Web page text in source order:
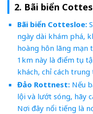
2. Bãi biển
Bãi biển Cottesloe:
ngày dài khám phá,
hoàng hôn lãng mạn
1km này là điểm tụ
khách, chỉ cách
Đảo Rottnest:Nếu
lội và lướt sóng, hãy
Nơi đây nổi tiếng là